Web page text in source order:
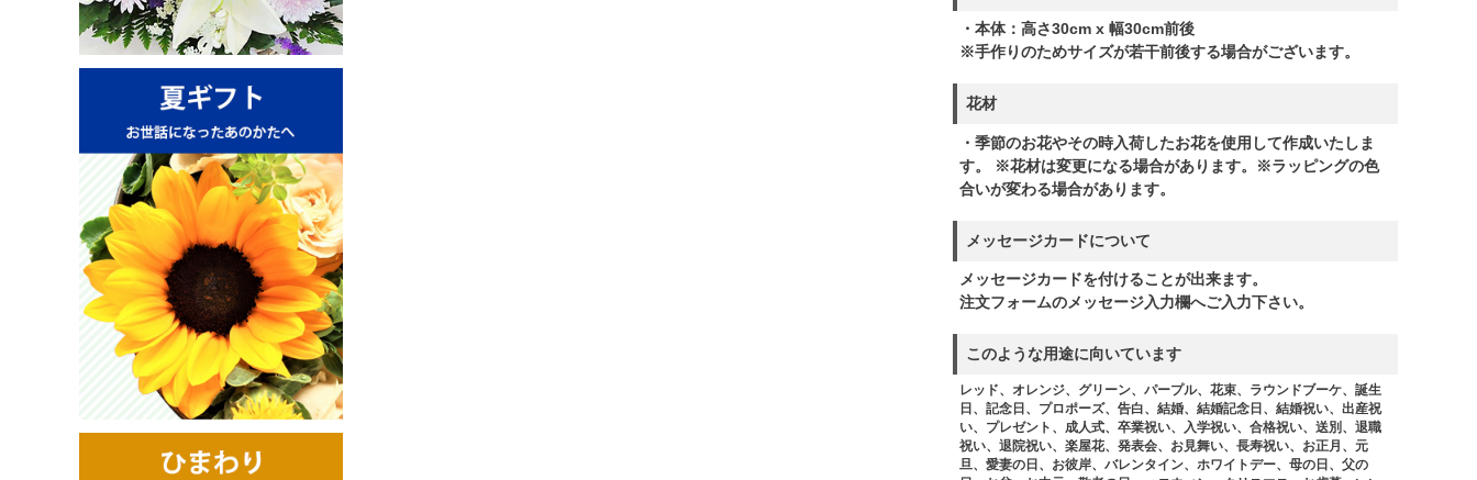
・本体：高さ30cm x 幅30cm前後
※手作りのためサイズが若干前後する場合がございます。
花材
・季節のお花やその時入荷したお花を使用して作成いたしま
す。 ※花材は変更になる場合があります。※ラッピングの色
合いが変わる場合があります。
メッセージカードについて
メッセージカードを付けることが出来ます。
注文フォームのメッセージ入力欄へご入力下さい。
このような用途に向いています
レッド、オレンジ、グリーン、パープル、花束、ラウンドブーケ、誕生
日、記念日、プロポーズ、告白、結婚、結婚記念日、結婚祝い、出産祝
い、プレゼント、成人式、卒業祝い、入学祝い、合格祝い、送別、退職
祝い、退院祝い、楽屋花、発表会、お見舞い、長寿祝い、お正月、元
旦、愛妻の日、お彼岸、バレンタイン、ホワイトデー、母の日、父の